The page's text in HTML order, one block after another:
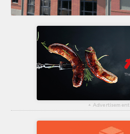
▴ Advertisement